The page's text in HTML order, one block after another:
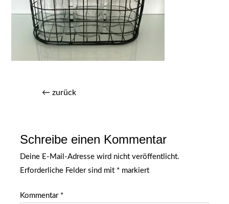
← zurück
Schreibe einen Kommentar
Deine E-Mail-Adresse wird nicht veröffentlicht.
Erforderliche Felder sind mit * markiert
Kommentar *